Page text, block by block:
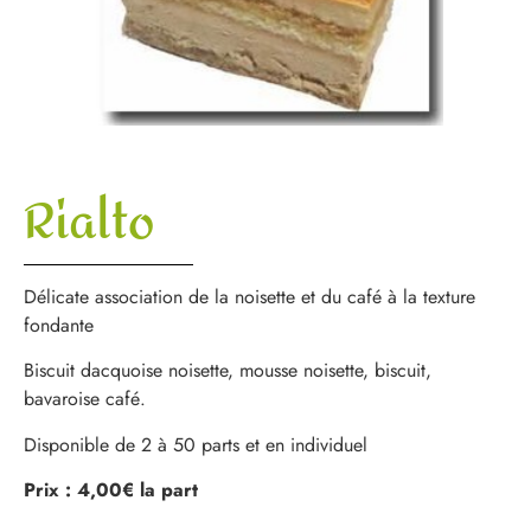
Rialto
Délicate association de la noisette et du café à la texture
fondante
Biscuit dacquoise noisette, mousse noisette, biscuit,
bavaroise café.
Disponible de 2 à 50 parts et en individuel
Prix : 4,00€ la part